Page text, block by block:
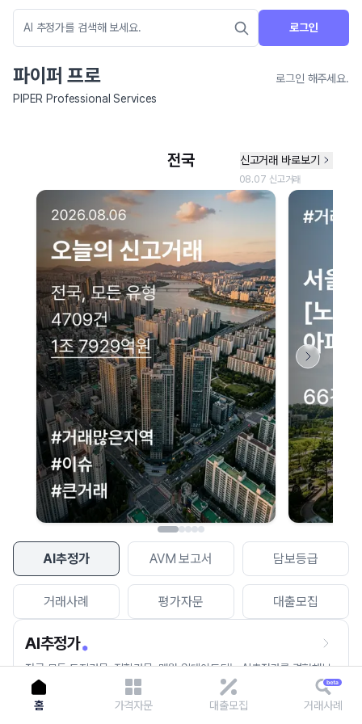
로그인
파이퍼 프로
로그인 해주세요.
PIPER Professional Services
AI추정가 AVM 보고서 담보등급
거래사례 평가자문 대출모집
AI추정가
전국 모든 토지건물, 집합건물, 매월 업데이트되는 AI추정가를 경험해보
세요.
네이버 지도 연결 안내
현재 네이버 지도 연결이 원활하지 않아 지도를 불러올 수 없습니다.
이용에 불편을 드려 죄송합니다.
다시 시도
홈 가격자문 대출모집 거래사례